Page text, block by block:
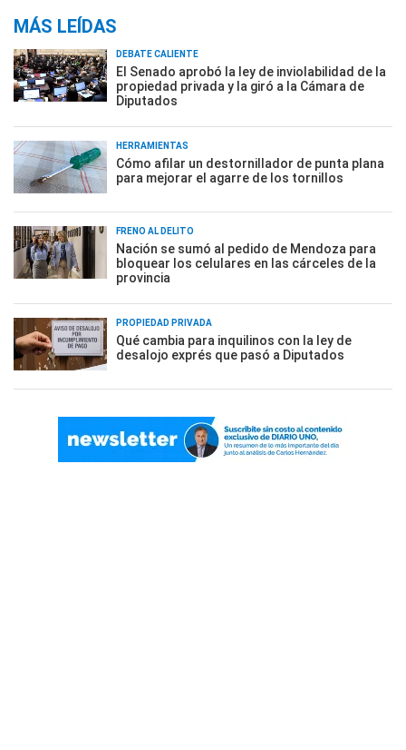
MÁS LEÍDAS
DEBATE CALIENTE
El Senado aprobó la ley de inviolabilidad de la
propiedad privada y la giró a la Cámara de
Diputados
HERRAMIENTAS
Cómo afilar un destornillador de punta plana
para mejorar el agarre de los tornillos
FRENO AL DELITO
Nación se sumó al pedido de Mendoza para
bloquear los celulares en las cárceles de la
provincia
PROPIEDAD PRIVADA
Qué cambia para inquilinos con la ley de
desalojo exprés que pasó a Diputados